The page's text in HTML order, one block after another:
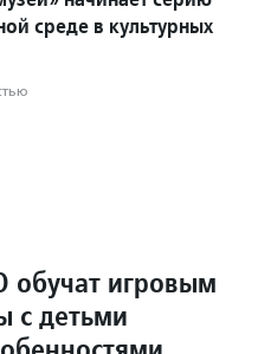
среде в культурных
обучат игровым
с детьми